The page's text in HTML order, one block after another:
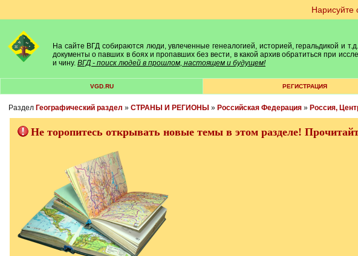
Нарисуйте
На сайте ВГД собираются люди, увлеченные генеалогией, историей, геральдикой и
документы о павших в боях и пропавших без вести, в какой архив обратиться при
и чину. ВГД - поиск людей в прошлом, настоящем и будущем!
VGD.RU РЕГИСТРАЦИЯ
Раздел Географический раздел » СТРАНЫ И РЕГИОНЫ » Российская Федерация» Россия,
Не торопитесь открывать новые темы в этом разделе!